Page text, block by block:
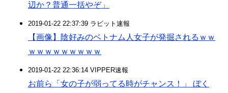
辺か？普通一括やぞ」
2019-01-22 22:37:39 ラビット速報
【画像】陰好みのベトナム人女子が発掘されるｗｗ
ｗｗｗｗｗｗｗｗｗ
2019-01-22 22:36:14 VIPPER速報
お前ら「女の子が弱ってる時がチャンス！」 ぼく